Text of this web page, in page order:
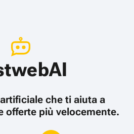
che ti aiuta a
offerte più velocemente.